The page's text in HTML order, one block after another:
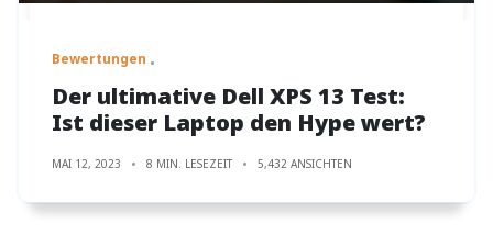
Bewertungen
Der ultimative Dell XPS 13 Test:
Ist dieser Laptop den Hype wert?
MAI 12, 2023 8 MIN. LESEZEIT 5,432 ANSICHTEN